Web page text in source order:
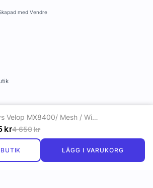
Linksys Velop MX8400/ Mesh / WiFi6 / 2-pack
kr4 650kr
LÄGG I VARUKORG
med Vendre